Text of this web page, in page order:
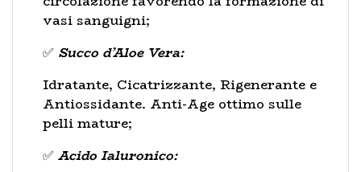
vasi sanguigni;
✅ Succo d’Aloe Vera:
Idratante, Cicatrizzante, Rigenerante e
Antiossidante. Anti-Age ottimo sulle
pelli mature;
✅ Acido Ialuronico: